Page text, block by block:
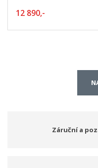
12 890,-
Záruční a